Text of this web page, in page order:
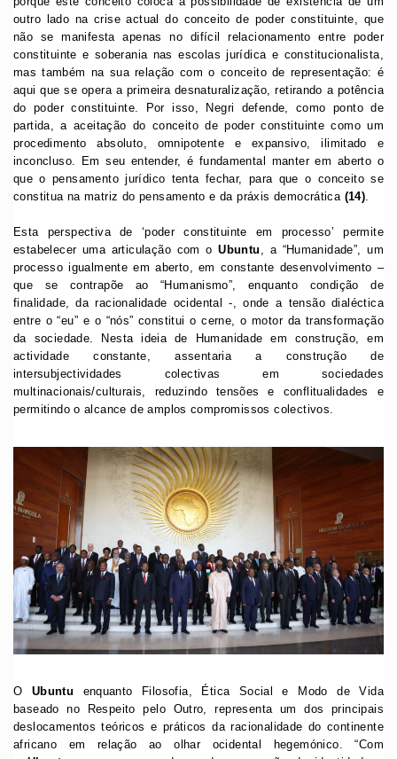
outro lado na crise actual do conceito de poder constituinte, que
não se manifesta apenas no difícil relacionamento entre poder
constituinte e soberania nas escolas jurídica e constitucionalista,
mas também na sua relação com o conceito de representação: é
aqui que se opera a primeira desnaturalização, retirando a potência
do poder constituinte. Por isso, Negri defende, como ponto de
partida, a aceitação do conceito de poder constituinte como um
procedimento absoluto, omnipotente e expansivo, ilimitado e
inconcluso. Em seu entender, é fundamental manter em aberto o
que o pensamento jurídico tenta fechar, para que o conceito se
constitua na matriz do pensamento e da práxis democrática (14)
Esta perspectiva de ‘poder constituinte em processo’ permite
estabelecer uma articulação com oU buntu
, a “Humanidade”, um
processo igualmente em aberto, em constante desenvolvimento –
que se contrapõe ao “Humanismo”, enquanto condição de
finalidade, da racionalidade ocidental -, onde a tensão dialéctica
entre o “eu” e o “nós” constitui o cerne, o motor da transformação
da sociedade. Nesta ideia de Humanidade em construção, em
actividade constante, assentaria a construção de
intersubjectividades colectivas em sociedades
multinacionais/culturais, reduzindo tensões e conflitualidades e
permitindo o alcance de amplos compromissos colectivos.
O Ubuntu enquanto Filosofia, Ética Social e Modo de Vida
baseado no Respeito pelo Outro, representa um dos principais
deslocamentos teóricos e práticos da racionalidade do continente
africano em relação ao olhar ocidental hegemónico. “Com